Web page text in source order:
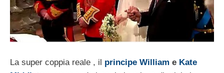
La super coppia reale , il principe William e Kate